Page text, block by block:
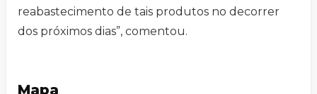
reabastecimento de tais produtos no decorrer
dos próximos dias”, comentou.
Mapa